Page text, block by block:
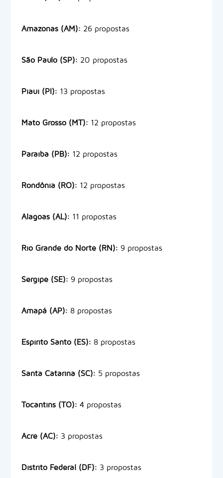
Amazonas (AM): 26 propostas
São Paulo (SP): 20 propostas
Piauí (PI): 13 propostas
Mato Grosso (MT): 12 propostas
Paraíba (PB): 12 propostas
Rondônia (RO): 12 propostas
Alagoas (AL): 11 propostas
Rio Grande do Norte (RN): 9 propostas
Sergipe (SE): 9 propostas
Amapá (AP): 8 propostas
Espírito Santo (ES): 8 propostas
Santa Catarina (SC): 5 propostas
Tocantins (TO): 4 propostas
Acre (AC): 3 propostas
Distrito Federal (DF): 3 propostas